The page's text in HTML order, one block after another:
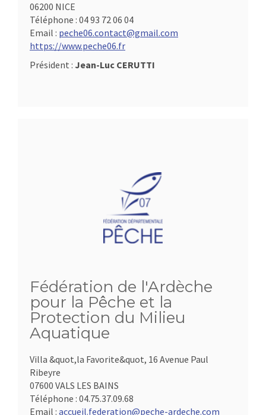
06200 NICE
Téléphone : 04 93 72 06 04
Email : peche06.contact@gmail.com
https://www.peche06.fr
Président : Jean-Luc CERUTTI
Fédération de l'Ardèche
pour la Pêche et la
Protection du Milieu
Aquatique
Villa &quot,la Favorite&quot, 16 Avenue Paul
Ribeyre
07600 VALS LES BAINS
Téléphone : 04.75.37.09.68
Email : accueil.federation@peche-ardeche.com